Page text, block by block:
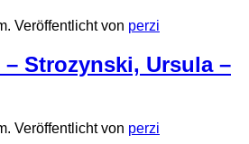
Veröffentlicht von perzi
Strozynski, Ursula –
Veröffentlicht von perzi